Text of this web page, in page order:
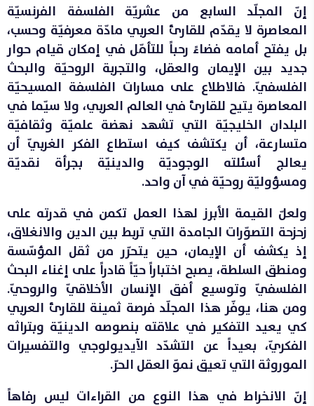
إنّ المجلّد السابع من عشريّة الفلسفة الفرنسيّة
المعاصرة لا يقدّم للقارئ العربي مادّة معرفيّة وحسب،
بل يفتح أمامه فضاءً رحباً للتأمّل في إمكان قيام حوار
جديد بين الإيمان والعقل، والتجربة الروحيّة والبحث
الفلسفيّ. فالاطلاع على مسارات الفلسفة المسيحيّة
المعاصرة يتيح للقارئ في العالم العربي، ولا سيّما في
البلدان الخليجيّة التي تشهد نهضة علميّة وثقافيّة
متسارعة، أن يكتشف كيف استطاع الفكر الغربيّ أن
يعالج أسئلته الوجوديّة والدينيّة بجرأة نقديّة
ومسؤوليّة روحيّة في آن واحد.
ولعلّ القيمة الأبرز لهذا العمل تكمن في قدرته على
زحزحة التصوّرات الجامدة التي تربط بين الدين والانغلاق،
إذ يكشف أن الإيمان، حين يتحرّر من ثقل المؤسّسة
ومنطق السلطة، يصبح اختباراً حيّاً قادراً على إغناء البحث
الفلسفيّ وتوسيع أفق الإنسان الأخلاقيّ والروحيّ.
ومن هنا، يوفّر هذا المجلّد فرصة ثمينة للقارئ العربي
كي يعيد التفكير في علاقته بنصوصه الدينيّة وبتراثه
الفكريّ، بعيداً عن التشدّد الآيديولوجي والتفسيرات
الموروثة التي تعيق نموّ العقل الحرّ.
إنّ الانخراط في هذا النوع من القراءات ليس رفاهاً